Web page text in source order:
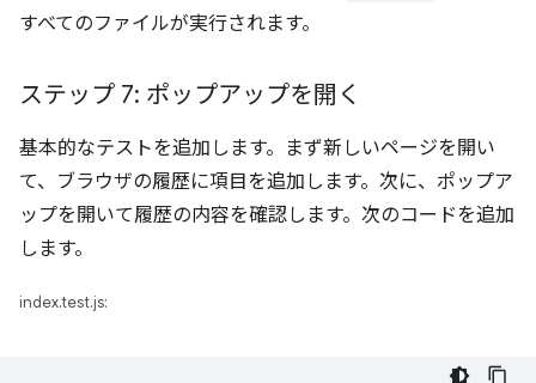
すべてのファイルが実行されます。
ステップ 7: ポップアップを開く
基本的なテストを追加します。まず新しいページを開い
て、ブラウザの履歴に項目を追加します。次に、ポップア
ップを開いて履歴の内容を確認します。次のコードを追加
します。
index.test.js: